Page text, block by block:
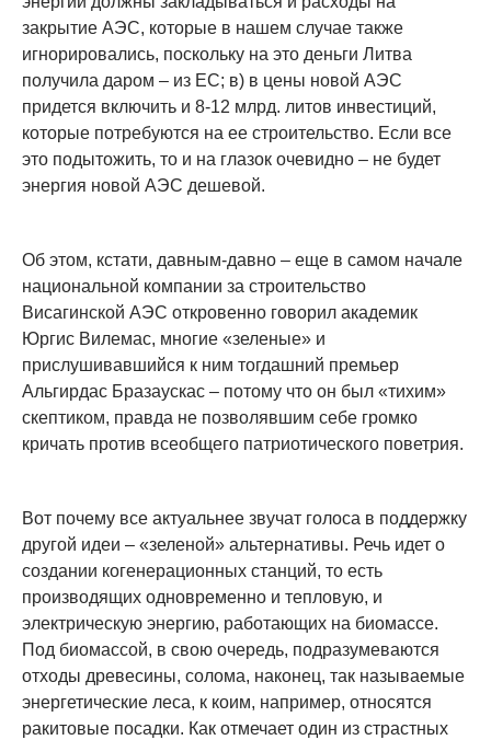
закрытие АЭС, которые в нашем случае также
игнорировались, поскольку на это деньги Литва
получила даром – из ЕС; в) в цены новой АЭС
придется включить и 8-12 млрд. литов инвестиций,
которые потребуются на ее строительство. Если все
это подытожить, то и на глазок очевидно – не будет
энергия новой АЭС дешевой.
Об этом, кстати, давным-давно – еще в самом начале
национальной компании за строительство
Висагинской АЭС откровенно говорил академик
Юргис Вилемас, многие «зеленые» и
прислушивавшийся к ним тогдашний премьер
Альгирдас Бразаускас – потому что он был «тихим»
скептиком, правда не позволявшим себе громко
кричать против всеобщего патриотического поветрия.
Вот почему все актуальнее звучат голоса в поддержку
другой идеи – «зеленой» альтернативы. Речь идет о
создании когенерационных станций, то есть
производящих одновременно и тепловую, и
электрическую энергию, работающих на биомассе.
Под биомассой, в свою очередь, подразумеваются
отходы древесины, солома, наконец, так называемые
энергетические леса, к коим, например, относятся
ракитовые посадки. Как отмечает один из страстных